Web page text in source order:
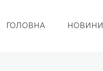
ГОЛОВНА НОВИНИ